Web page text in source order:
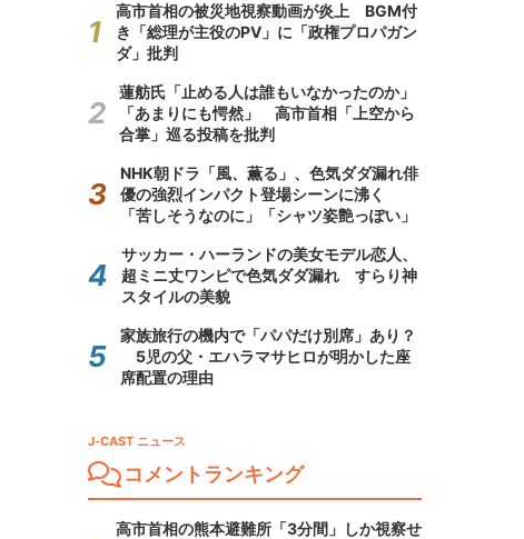
高市首相の被災地視察動画が炎上 BGM付
き「総理が主役のPV」に「政権プロパガン
ダ」批判
蓮舫氏「止める人は誰もいなかったのか」
「あまりにも愕然」 高市首相「上空から
合掌」巡る投稿を批判
NHK朝ドラ「風、薫る」、色気ダダ漏れ俳
優の強烈インパクト登場シーンに沸く
「苦しそうなのに」「シャツ姿艶っぽい」
サッカー・ハーランドの美女モデル恋人、
超ミニ丈ワンピで色気ダダ漏れ すらり神
スタイルの美貌
家族旅行の機内で「パパだけ別席」あり？
5児の父・エハラマサヒロが明かした座
席配置の理由
J-CAST ニュース
コメントランキング
高市首相の熊本避難所「3分間」しか視察せ